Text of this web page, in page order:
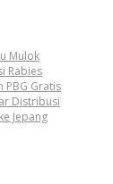
Mulok
Rabies
PBG Gratis
Distribusi
Jepang